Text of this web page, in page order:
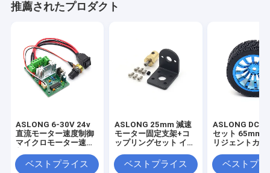
推薦されたプロダクト
ASLONG 6-30V 24v
直流モーター速度制御
マイクロモーター速度
74*47*28mm直流モー
ター速度制御器
ベストプライス
ASLONG 25mm 減速
モーター固定支架+コ
ップリングセット イン
ヤコップリング DC減
速モーター固定座席
ベストプライス
ASLONG DCモ
セット 65mm
リジェントカ
ー 低速モータ
ル
ベストプラ